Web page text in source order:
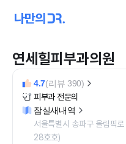
연세힐피부과의원
4.7(리뷰 390)
피부과 전문의
잠실새내역
서울특별시 송파구 올림픽
28호호)